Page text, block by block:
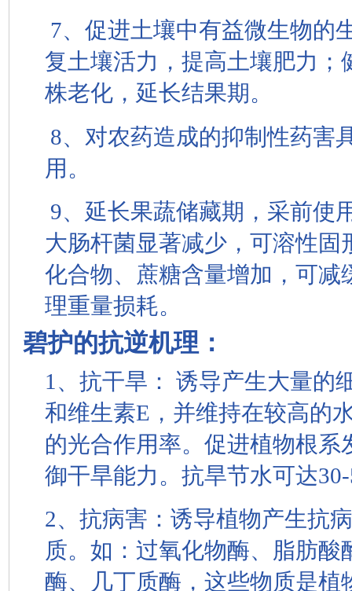
7、促进土壤中有益微生物的
复土壤活力，提高土壤肥力；
株老化，延长结果期。
8、对农药造成的抑制性药害
用。
9、延长果蔬储藏期，采前使
大肠杆菌显著减少，可溶性固
化合物、蔗糖含量增加，可减
理重量损耗。
碧护的抗逆机理：
1、抗干旱： 诱导产生大量的
和维生素E，并维持在较高的
的光合作用率。促进植物根系
御干旱能力。抗旱节水可达
2、抗病害：诱导植物产生抗
质。如：过氧化物酶、脂肪酸
酶、几丁质酶，这些物质是植